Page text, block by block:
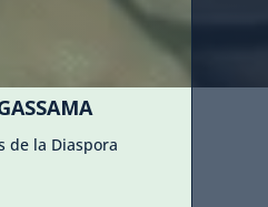
de la Diaspora